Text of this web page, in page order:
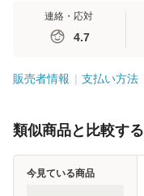
連絡・応対
4.7
販売者情報 支払い方法
類似商品と比較する
今見ている商品